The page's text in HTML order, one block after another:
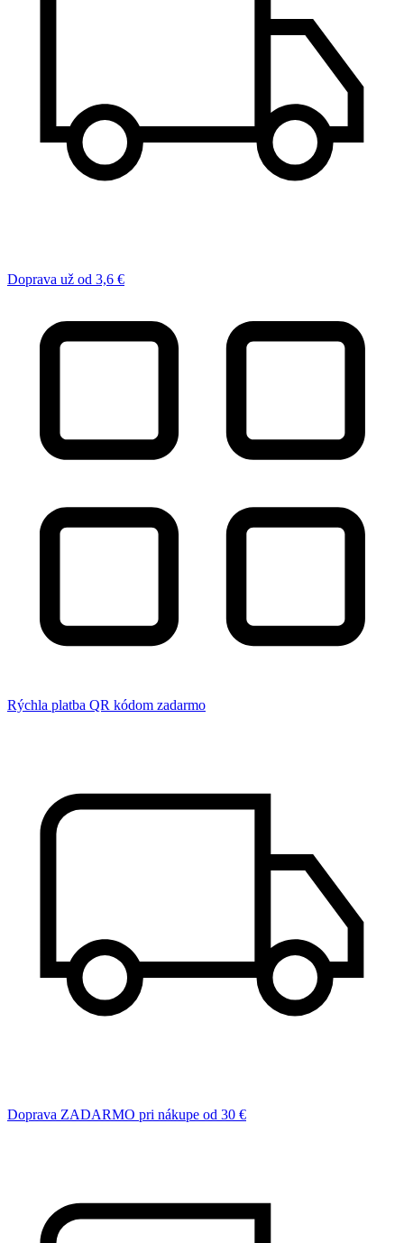
Doprava už od 3,6 €
Rýchla platba QR kódom zadarmo
Doprava ZADARMO pri nákupe od 30 €